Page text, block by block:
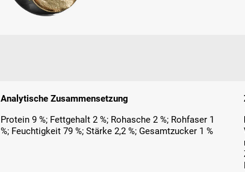
Analytische Zusammensetzung
Protein 9 %; Fettgehalt 2 %; Rohasche 2 %; Rohfaser 1
%; Feuchtigkeit 79 %; Stärke 2,2 %; Gesamtzucker 1 %